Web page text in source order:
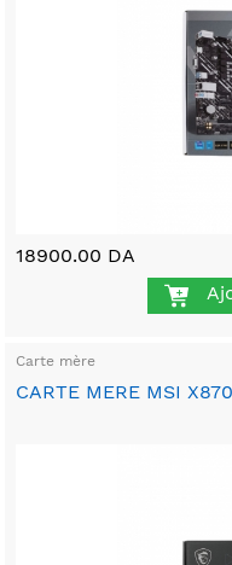
18900.00 DA
Carte mère
CARTE MERE MSI